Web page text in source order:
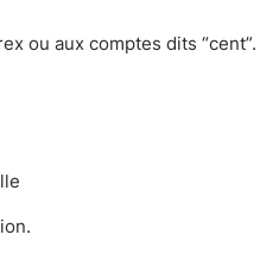
ou aux comptes dits “cent”.